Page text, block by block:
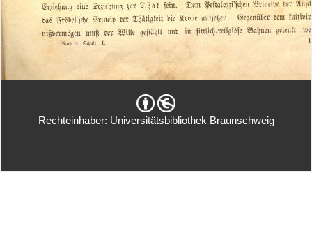
Rechteinhaber: Universitätsbibliothek Braunschweig